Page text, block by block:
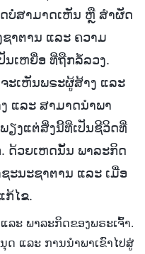
ບໍ່ສາມາດເຫັນ ຫຼື ສຳຜັດ
າຕານ ແລະ ຄວາມ
ນເຫຍື່ອ ທີ່ຖືກລໍ້ລວງ.
ະເຫັນພຣະຜູ້ສ້າງ ແລະ
ແລະ ສາມາດນໍາພາ
ຽງແຕ່ສິ່ງນີ້ທີ່ເປັນຊີວິດທີ່
ດ້ວຍເຫດນັ້ນ ພາລະກິດ
ະນະຊາຕານ ແລະ ເມື່ອ
ກ້ໄຂ.
ລະ ພາລະກິດຂອງພຣະເຈົ້າ.
ແລະ ການນໍາພາເຂົາໄປສູ່